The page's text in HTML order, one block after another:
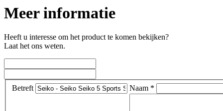
Meer informatie
Heeft u interesse om het product te komen bekijken?
Laat het ons weten.
Betreft Naam *